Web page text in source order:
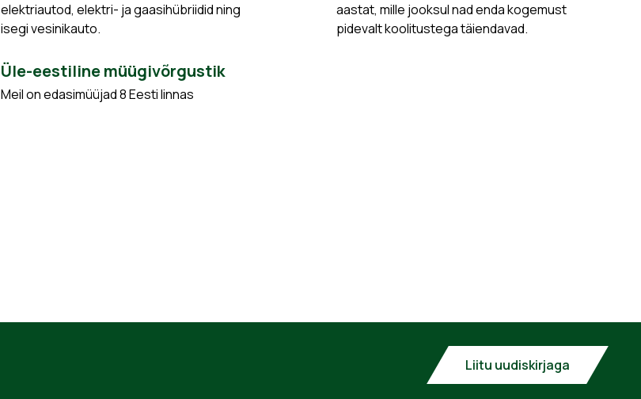
elektriautod, elektri- ja gaasihübriidid ning
isegi vesinikauto.
aastat, mille jooksul nad enda kogemust
pidevalt koolitustega täiendavad.
Üle-eestiline müügivõrgustik
Meil on edasimüüjad 8 Eesti linnas
Liitu uudiskirjaga